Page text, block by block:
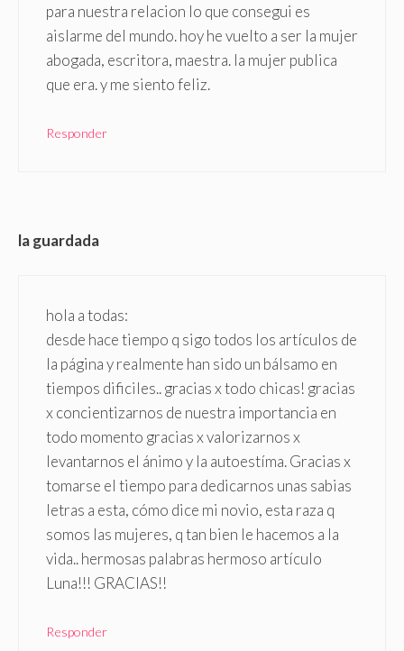
para nuestra relacion lo que consegui es
aislarme del mundo. hoy he vuelto a ser la mujer
abogada, escritora, maestra. la mujer publica
que era. y me siento feliz.
Responder
la guardada
hola a todas:
desde hace tiempo q sigo todos los artículos de
la página y realmente han sido un bálsamo en
tiempos dificiles.. gracias x todo chicas! gracias
x concientizarnos de nuestra importancia en
todo momento gracias x valorizarnos x
levantarnos el ánimo y la autoestíma. Gracias x
tomarse el tiempo para dedicarnos unas sabias
letras a esta, cómo dice mi novio, esta raza q
somos las mujeres, q tan bien le hacemos a la
vida.. hermosas palabras hermoso artículo
Luna!!! GRACIAS!!
Responder